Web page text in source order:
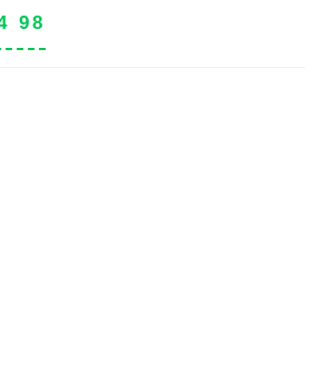
98